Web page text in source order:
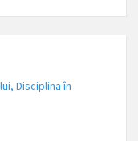
Disciplina în